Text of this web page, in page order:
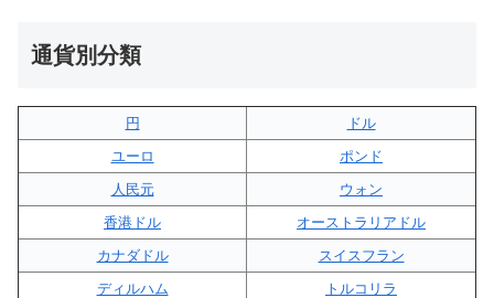
通貨別分類
円
ドル
ユーロ
ポンド
人民元
ウォン
香港ドル
オーストラリアドル
カナダドル
スイスフラン
ディルハム
トルコリラ